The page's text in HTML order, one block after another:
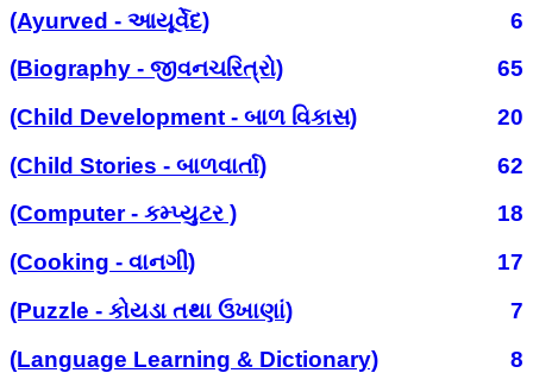
(Ayurved - આયૂર્વેદ)
6
(Biography - જીવનચરિત્રો)
65
(Child Development - બાળ વિકાસ)
20
(Child Stories - બાળવાર્તા)
62
(Computer - કમ્પ્યુટર )
18
(Cooking - વાનગી)
17
(Puzzle - કોયડા તથા ઉખાણાં)
7
(Language Learning & Dictionary)
8